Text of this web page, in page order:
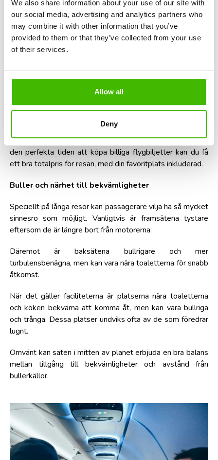
We also share information about your use of our site with
our social media, advertising and analytics partners who
may combine it with other information that you’ve
provided to them or that they’ve collected from your use
of their services.
Allow all
Deny
För passagerare som vill ha ökad komfort genom gott
benutrymme är nödutgångsstolarna det optimala valet.
Dessa säten erbjuder extra benutrymme, men lutar
vanligtvis inte tillbaka. Dessutom är det nödvändigt att de
Och de första raderna (skottsäten) har ofta extra
benutrymme, men ibland tillåter de inte att handbagage
Dessa platser kan kosta mer, men om du vet när det är
den perfekta tiden att köpa billiga flygbiljetter kan du få
ett bra totalpris för resan, med din favoritplats inkluderad.
Buller och närhet till bekvämligheter
Speciellt på långa resor kan passagerare vilja ha så mycket
sinnesro som möjligt. Vanligtvis är framsätena tystare
eftersom de är längre bort från motorerna.
Däremot är baksätena bullrigare och mer
turbulensbenägna, men kan vara nära toaletterna för snabb
åtkomst.
När det gäller faciliteterna är platserna nära toaletterna
och köken bekväma att komma åt, men kan vara bullriga
och trånga. Dessa platser undviks ofta av de som föredrar
lugnt.
Omvänt kan säten i mitten av planet erbjuda en bra balans
mellan tillgång till bekvämligheter och avstånd från
bullerkällor.